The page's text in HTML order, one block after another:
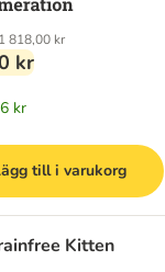
1 818,00 kr
kr
kr
till i varukorg
Kitten